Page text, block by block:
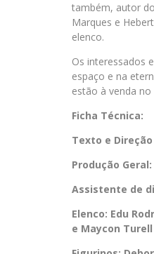
também, autor
Marques e
elenco.
Os interessados
espaço e na
estão à venda
Ficha Técnica:
Texto e
Produção
Assistente de
Elenco: Edu
e Maycon Turell